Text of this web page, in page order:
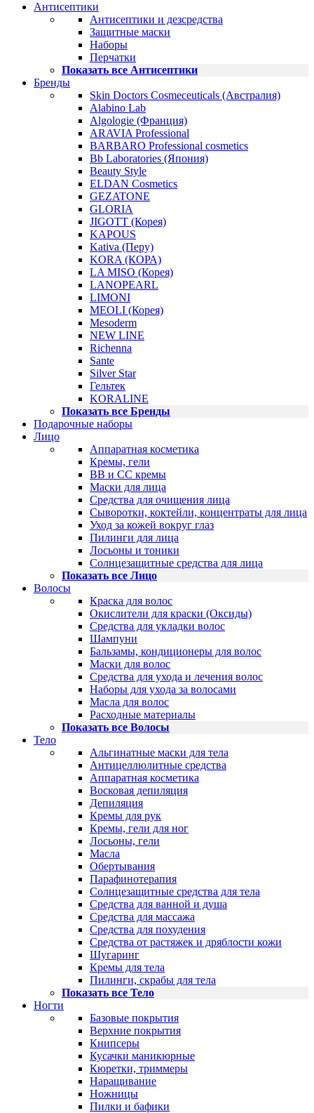
Антисептики
Антисептики и дезсредства
Защитные маски
Наборы
Перчатки
Показать все Антисептики
Бренды
Skin Doctors Cosmeceuticals (Австралия)
Alabino Lab
Algologie (Франция)
ARAVIA Professional
BARBARO Professional cosmetics
Bb Laboratories (Япония)
Beauty Style
ELDAN Cosmetics
GEZATONE
GLORIA
JIGOTT (Корея)
KAPOUS
Kativa (Перу)
KORA (КОРА)
LA MISO (Корея)
LANOPEARL
LIMONI
MEOLI (Корея)
Mesoderm
NEW LINE
Richenna
Sante
Silver Star
Гельтек
KORALINE
Показать все Бренды
Подарочные наборы
Лицо
Аппаратная косметика
Кремы, гели
BB и CC кремы
Маски для лица
Средства для очищения лица
Сыворотки, коктейли, концентраты для лица
Уход за кожей вокруг глаз
Пилинги для лица
Лосьоны и тоники
Солнцезащитные средства для лица
Показать все Лицо
Волосы
Краска для волос
Окислители для краски (Оксиды)
Средства для укладки волос
Шампуни
Бальзамы, кондиционеры для волос
Маски для волос
Средства для ухода и лечения волос
Наборы для ухода за волосами
Масла для волос
Расходные материалы
Показать все Волосы
Тело
Альгинатные маски для тела
Антицеллюлитные средства
Аппаратная косметика
Восковая депиляция
Депиляция
Кремы для рук
Кремы, гели для ног
Лосьоны, гели
Масла
Обертывания
Парафинотерапия
Солнцезащитные средства для тела
Средства для ванной и душа
Средства для массажа
Средства для похудения
Средства от растяжек и дряблости кожи
Шугаринг
Кремы для тела
Пилинги, скрабы для тела
Показать все Тело
Ногти
Базовые покрытия
Верхние покрытия
Книпсеры
Кусачки маникюрные
Кюретки, триммеры
Наращивание
Ножницы
Пилки и бафики